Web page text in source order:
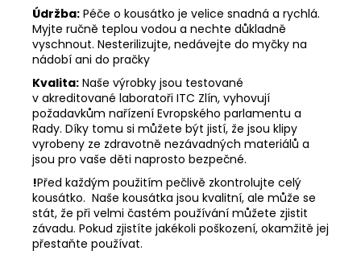
Údržba: Péče o kousátko je velice snadná a rychlá.
Myjte ručně teplou vodou a nechte důkladně
vyschnout. Nesterilizujte, nedávejte do myčky na
nádobí ani do pračky
Kvalita: Naše výrobky jsou testované
v akreditované laboratoři ITC Zlín, vyhovují
požadavkům nařízení Evropského parlamentu a
Rady. Díky tomu si můžete být jistí, že jsou klipy
vyrobeny ze zdravotně nezávadných materiálů a
jsou pro vaše děti naprosto bezpečné.
!Před každým použitím pečlivě zkontrolujte celý
kousátko. Naše kousátka jsou kvalitní, ale může se
stát, že při velmi častém používání můžete zjistit
závadu. Pokud zjistíte jakékoli poškození, okamžitě jej
přestaňte používat.